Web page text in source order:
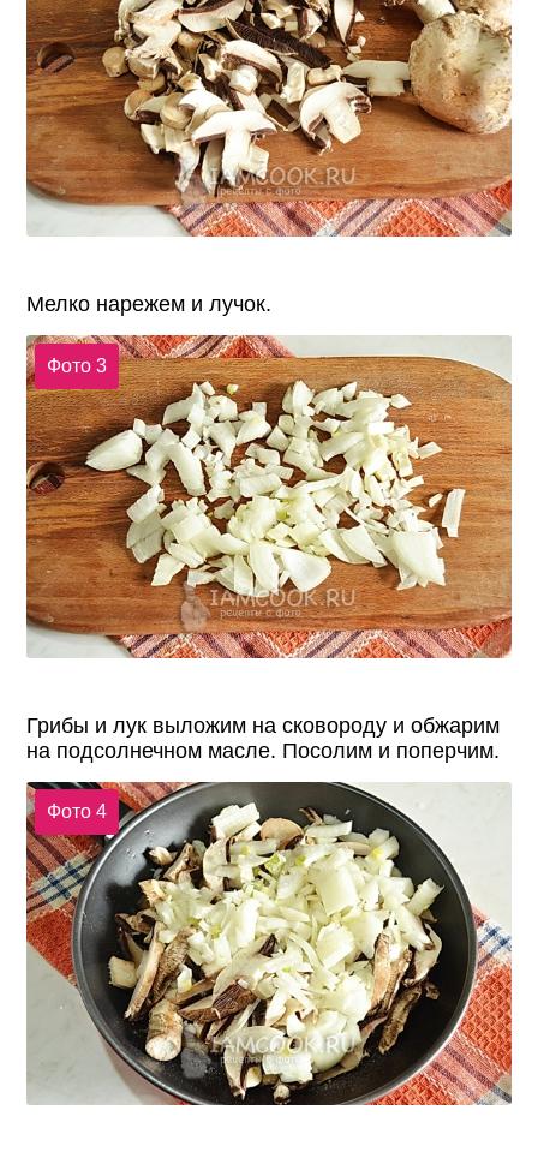
Мелко нарежем и лучок.
Фото 3
Грибы и лук выложим на сковороду и обжарим
на подсолнечном масле. Посолим и поперчим.
Фото 4